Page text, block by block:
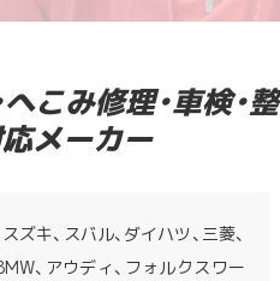
こみ修理・車検・整
メーカー
ズキ、スバル、ダイハツ、三菱、
、アウディ、フォルクスワー